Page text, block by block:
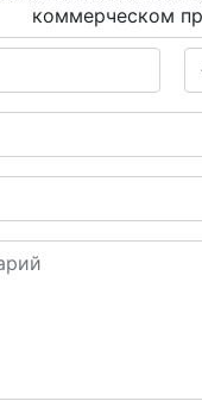
коммерческом